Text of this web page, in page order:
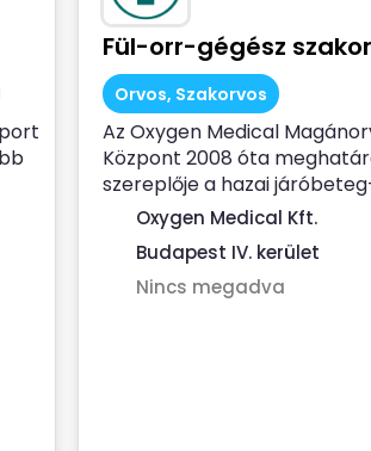
Fül-orr-gégész
Orvos, Szakorvos
Az Oxygen Medical
Központ 2008 óta
szereplője a hazai
szakellátásnak. Az...
Oxygen Medical Kft.
Budapest IV. kerület
Nincs megadva